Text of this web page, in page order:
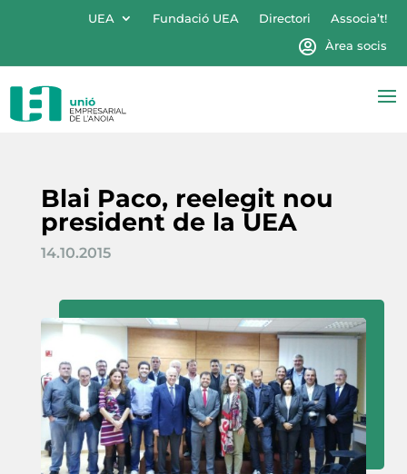
UEA Fundació UEA Directori
Associa’t!
Àrea socis
Blai Paco, reelegit nou
president de la UEA
14.10.2015